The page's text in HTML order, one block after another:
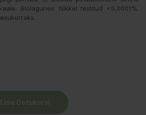
Biolagunev. Nikkel testitud <0,0001%.